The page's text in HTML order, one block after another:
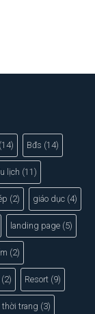
(14) Bđs (14)
lịch (11)
(2) giáo dục (4)
landing page (5)
(2)
(2) Resort (9)
thời trang (3)